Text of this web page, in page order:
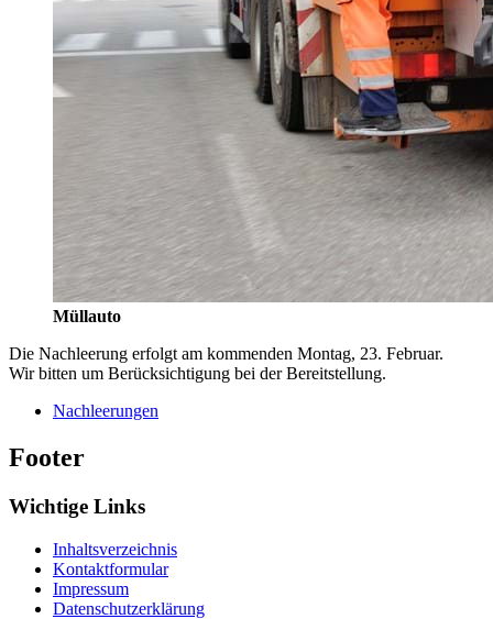
Müllauto
Die Nachleerung erfolgt am kommenden Montag, 23. Februar.
Wir bitten um Berücksichtigung bei der Bereitstellung.
Nachleerungen
Footer
Wichtige Links
Inhaltsverzeichnis
Kontaktformular
Impressum
Datenschutzerklärung